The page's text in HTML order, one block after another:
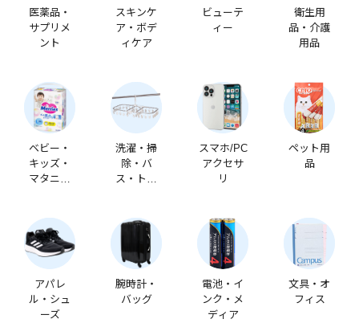
医薬品・
サプリメ
ント
スキンケ
ア・ボデ
ィケア
ビューテ
ィー
衛生用
品・介護
用品
ベビー・
キッズ・
マタニテ
洗濯・掃
除・バ
ス・トイ
スマホ/PC
アクセサ
リ
ペット用
品
アパレ
ル・シュ
ーズ
腕時計・
バッグ
電池・イ
ンク・メ
ディア
文具・オ
フィス